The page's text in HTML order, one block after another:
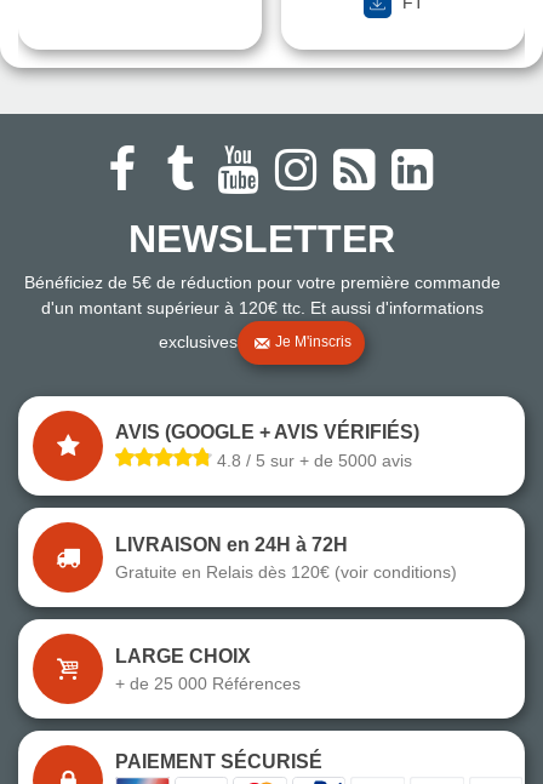
NEWSLETTER
Bénéficiez de 5€ de réduction pour votre première commande
d'un montant supérieur à 120€ ttc. Et aussi d'informations
exclusives
Je M'inscris
AVIS (GOOGLE + AVIS VÉRIFIÉS)
4.8 / 5 sur + de 5000 avis
LIVRAISON en 24H à 72H
Gratuite en Relais dès 120€ (voir conditions)
LARGE CHOIX
+ de 25 000 Références
PAIEMENT SÉCURISÉ